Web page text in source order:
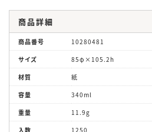
商品詳細
商品番号
10280481
サイズ
85φ×105.2h
材質
紙
容量
340ml
重量
11.9g
入数
1250